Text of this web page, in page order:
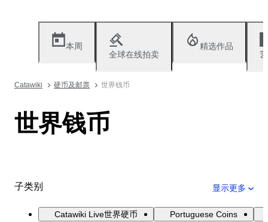
本周
全球在线拍卖
精选作品
Catawiki 硬币及邮票 世界钱币
世界钱币
子类别 显示更多
Catawiki Live世界硬币 Portuguese Coins